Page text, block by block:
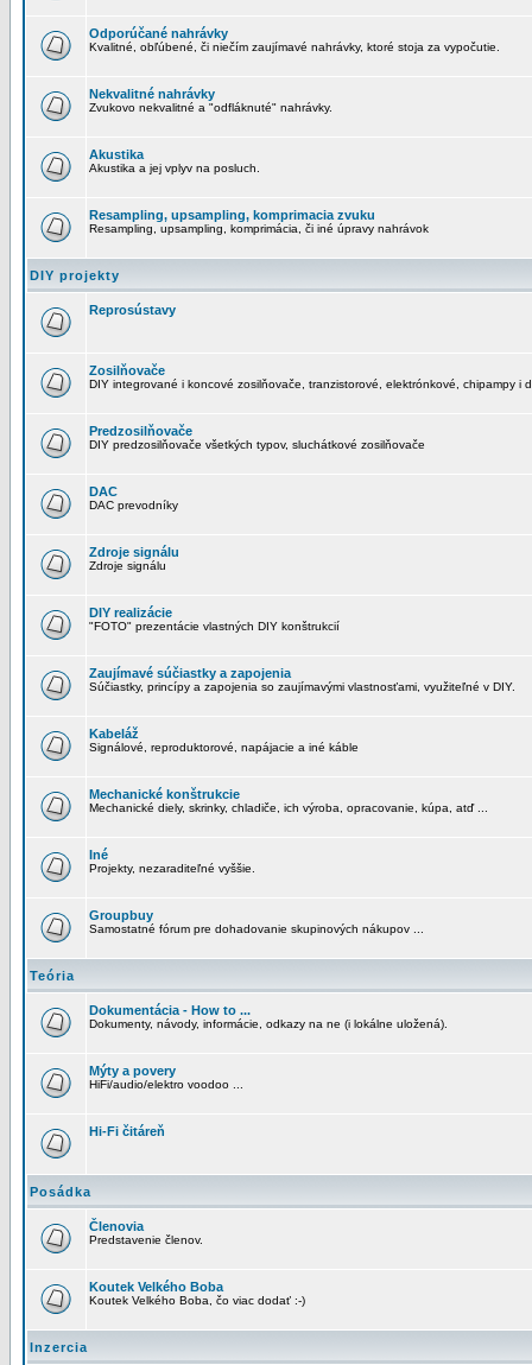
Odporúčané nahrávky
Kvalitné, obľúbené, či niečím zaujímavé nahrávky, ktoré stoja za vypočutie.
Nekvalitné nahrávky
Zvukovo nekvalitné a "odfláknuté" nahrávky.
Akustika
Akustika a jej vplyv na posluch.
Resampling, upsampling, komprimacia zvuku
Resampling, upsampling, komprimácia, či iné úpravy nahrávok
DIY projekty
Reprosústavy
Zosilňovače
DIY integrované i koncové zosilňovače, tranzistorové, elektrónkové, chipampy i
Predzosilňovače
DIY predzosilňovače všetkých typov, sluchátkové zosilňovače
DAC
DAC prevodníky
Zdroje signálu
Zdroje signálu
DIY realizácie
"FOTO" prezentácie vlastných DIY konštrukcií
Zaujímavé súčiastky a zapojenia
Súčiastky, princípy a zapojenia so zaujímavými vlastnosťami, využiteľné v DIY.
Kabeláž
Signálové, reproduktorové, napájacie a iné káble
Mechanické konštrukcie
Mechanické diely, skrinky, chladiče, ich výroba, opracovanie, kúpa, atď ...
Iné
Projekty, nezaraditeľné vyššie.
Groupbuy
Samostatné fórum pre dohadovanie skupinových nákupov ...
Teória
Dokumentácia - How to ...
Dokumenty, návody, informácie, odkazy na ne (i lokálne uložená).
Mýty a povery
HiFi/audio/elektro voodoo ...
Hi-Fi čitáreň
Posádka
Členovia
Predstavenie členov.
Koutek Velkého Boba
Koutek Velkého Boba, čo viac dodať :-)
Inzercia